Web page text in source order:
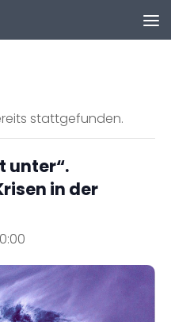
stattgefunden.
unter“.
in der